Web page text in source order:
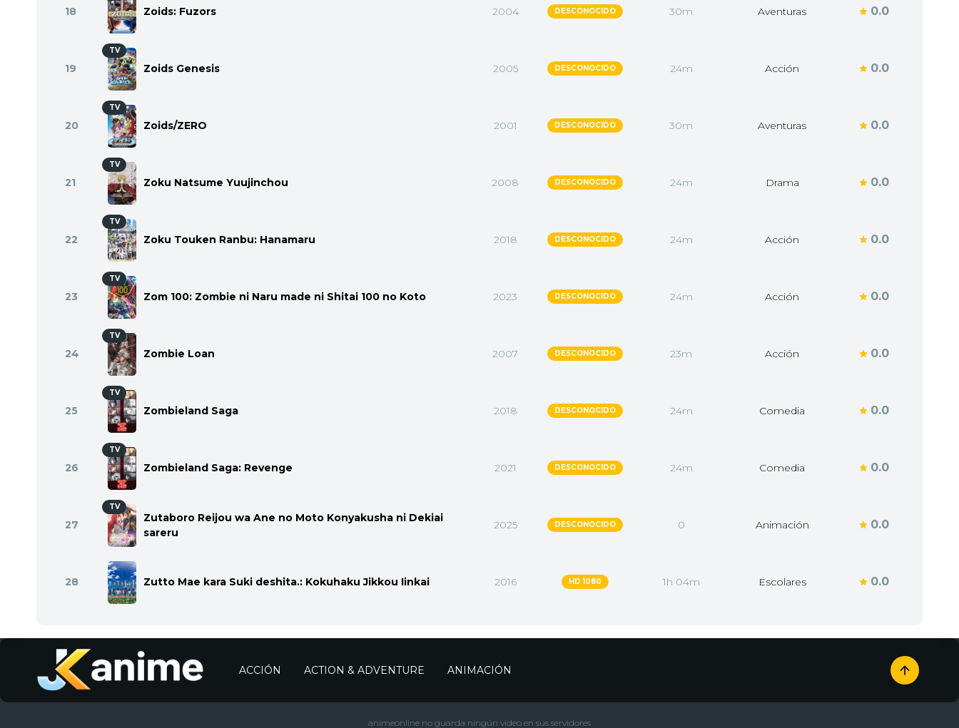
18 Zoids: Fuzors 2004 DESCONOCIDO 30m Aventuras 0.0
19
TV
Zoids Genesis 2005 DESCONOCIDO 24m Acción 0.0
20
TV
Zoids/ZERO 2001 DESCONOCIDO 30m Aventuras 0.0
21
TV
Zoku Natsume Yuujinchou 2008 DESCONOCIDO 24m Drama 0.0
22
TV
Zoku Touken Ranbu: Hanamaru 2018 DESCONOCIDO 24m Acción 0.0
23
TV
Zom 100: Zombie ni Naru made ni Shitai 100 no Koto 2023 DESCONOCIDO 24m Acción 0.0
24
TV
Zombie Loan 2007 DESCONOCIDO 23m Acción 0.0
25
TV
Zombieland Saga 2018 DESCONOCIDO 24m Comedia 0.0
26
TV
Zombieland Saga: Revenge 2021 DESCONOCIDO 24m Comedia 0.0
27
TV
Zutaboro Reijou wa Ane no Moto Konyakusha ni Dekiai
sareru
2025 DESCONOCIDO 0 Animación 0.0
28 Zutto Mae kara Suki deshita.: Kokuhaku Jikkou Iinkai 2016 HD 1080 1h 04m Escolares 0.0
ACCIÓN ACTION & ADVENTURE ANIMACIÓN
animeonline no guarda ningún video en sus servidores